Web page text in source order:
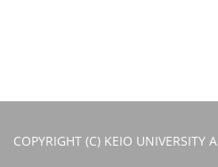
COPYRIGHT (C) KEIO UNIVERSITY